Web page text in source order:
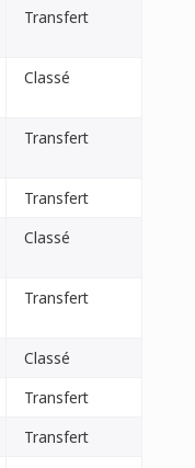
Transfert
Classé
Transfert
Transfert
Classé
Transfert
Classé
Transfert
Transfert